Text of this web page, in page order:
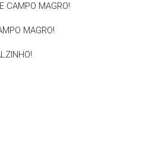
CAMPO MAGRO!
MAGRO!